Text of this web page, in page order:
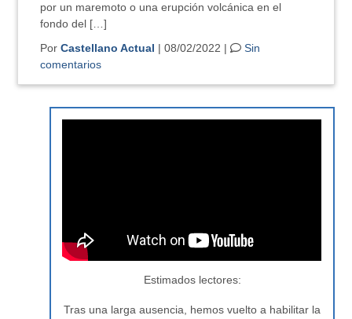
por un maremoto o una erupción volcánica en el
fondo del […]
PorCastellano Actual | 08/02/2022 |
Sin
comentarios
Estimados lectores:
Tras una larga ausencia, hemos vuelto a habilitar la